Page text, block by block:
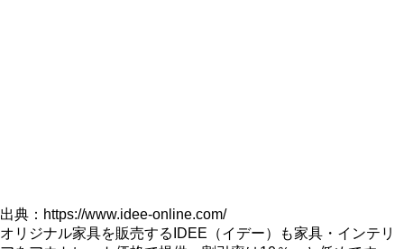
出典：https://www.idee-online.com/
オリジナル家具を販売するIDEE（イデー）も家具・インテリ